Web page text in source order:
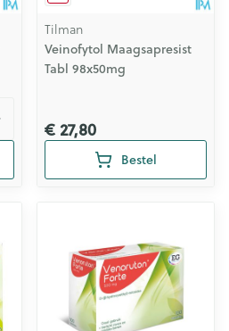
Tilman
Veinofytol Maagsapresist
Tabl 98x50mg
€ 27,80
Bestel